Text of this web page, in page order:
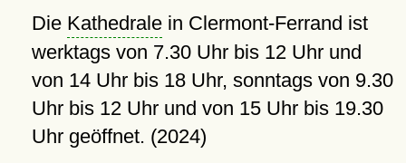
Die Kathedralein Clermont-Ferrand ist
werktags von 7.30 Uhr bis 12 Uhr und
von 14 Uhr bis 18 Uhr, sonntags von 9.30
Uhr bis 12 Uhr und von 15 Uhr bis 19.30
Uhr geöffnet. (2024)